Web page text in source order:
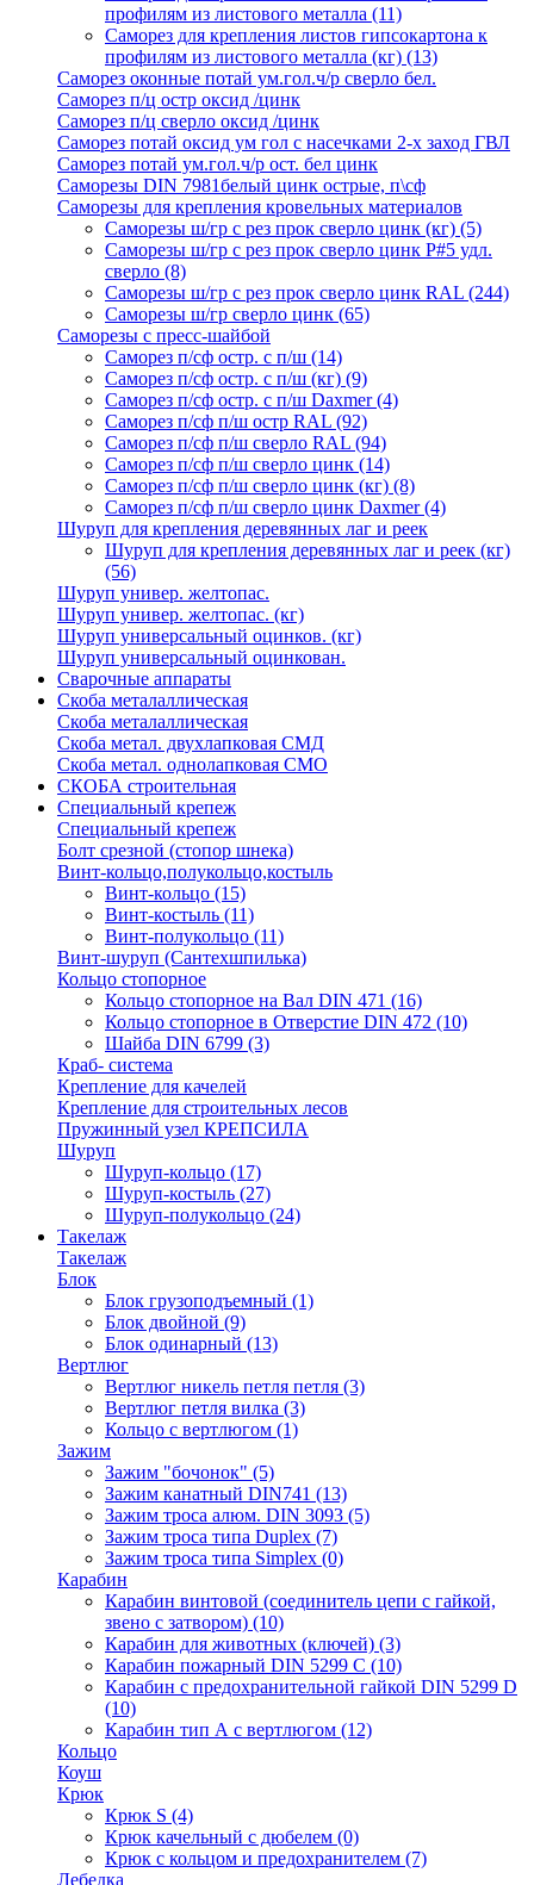
профилям из листового металла (11)
Саморез для крепления листов гипсокартона к
профилям из листового металла (кг) (13)
Саморез оконные потай ум.гол.ч/р сверло бел.
Саморез п/ц остр оксид /цинк
Саморез п/ц сверло оксид /цинк
Саморез потай оксид ум гол с насечками 2-х заход ГВЛ
Саморез потай ум.гол.ч/р ост. бел цинк
Саморезы DIN 7981белый цинк острые, п\сф
Саморезы для крепления кровельных материалов
Саморезы ш/гр с рез прок сверло цинк (кг) (5)
Саморезы ш/гр с рез прок сверло цинк P#5 удл.
сверло (8)
Саморезы ш/гр с рез прок сверло цинк RAL (244)
Саморезы ш/гр сверло цинк (65)
Саморезы с пресс-шайбой
Саморез п/сф остр. с п/ш (14)
Саморез п/сф остр. с п/ш (кг) (9)
Саморез п/сф остр. с п/ш Daxmer(4)
Саморез п/сф п/ш остр RAL (92)
Саморез п/сф п/ш сверло RAL (94)
Саморез п/сф п/ш сверло цинк (14)
Саморез п/сф п/ш сверло цинк (кг) (8)
Саморез п/сф п/ш сверло цинк Daxmer(4)
Шуруп для крепления деревянных лаг и реек
Шуруп для крепления деревянных лаг и реек (кг)
(56)
Шуруп универ. желтопас.
Шуруп универ. желтопас. (кг)
Шуруп универсальный оцинков. (кг)
Шуруп универсальный оцинкован.
Сварочные аппараты
Скоба металаллическая
Скоба металаллическая
Скоба метал. двухлапковая СМД
Скоба метал. однолапковая СМО
СКОБА строительная
Специальный крепеж
Специальный крепеж
Болт срезной (стопор шнека)
Винт-кольцо,полукольцо,костыль
Винт-кольцо (15)
Винт-костыль (11)
Винт-полукольцо (11)
Винт-шуруп (Сантехшпилька)
Кольцо стопорное
Кольцо cтопорное на Вал DIN 471 (16)
Кольцо стопорное в Отверстие DIN 472 (10)
Шайба DIN 6799 (3)
Краб- система
Крепление для качелей
Крепление для строительных лесов
Пружинный узел КРЕПСИЛА
Шуруп
Шуруп-кольцо (17)
Шуруп-костыль (27)
Шуруп-полукольцо (24)
Такелаж
Такелаж
Блок
Блок грузоподъемный (1)
Блок двойной (9)
Блок одинарный (13)
Вертлюг
Вертлюг никель петля петля (3)
Вертлюг петля вилка (3)
Кольцо с вертлюгом (1)
Зажим
Зажим "бочонок" (5)
Зажим канатный DIN741 (13)
Зажим троса алюм. DIN 3093 (5)
Зажим троса типа Duplex (7)
Зажим троса типа Simplex (0)
Карабин
Карабин винтовой (соединитель цепи с гайкой,
звено с затвором) (10)
Карабин для животных (ключей) (3)
Карабин пожарный DIN 5299 C (10)
Карабин с предохранительной гайкой DIN 5299 D
(10)
Карабин тип А с вертлюгом (12)
Кольцо
Коуш
Крюк
Крюк S (4)
Крюк качельный с дюбелем (0)
Крюк с кольцом и предохранителем (7)
Лебедка